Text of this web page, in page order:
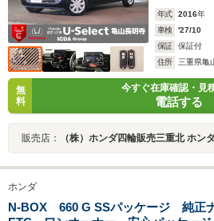
年式 2016年
車検
'27/10
保証
保証付
住所
三重県亀
無
料
今すぐ在庫確認・見
電話する
販売店： （株）ホンダ四輪販売三重北 ホンダカーズ三重
ホンダ
N-BOX 660 G SSパッケージ 純